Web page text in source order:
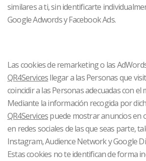
similares a ti, sin identificarte
Google Adwords y Facebook Ads.
Las cookies de remarketing o las
QR4Servicesllegar a las Personas que
coincidir a las Personas adecuadas con el
Mediante la información recogida por
QR4Servicespuede mostrar anuncios en
en redes sociales de las que seas parte,
Instagram, Audience Network y Google
Estas cookies no te identifican de forma